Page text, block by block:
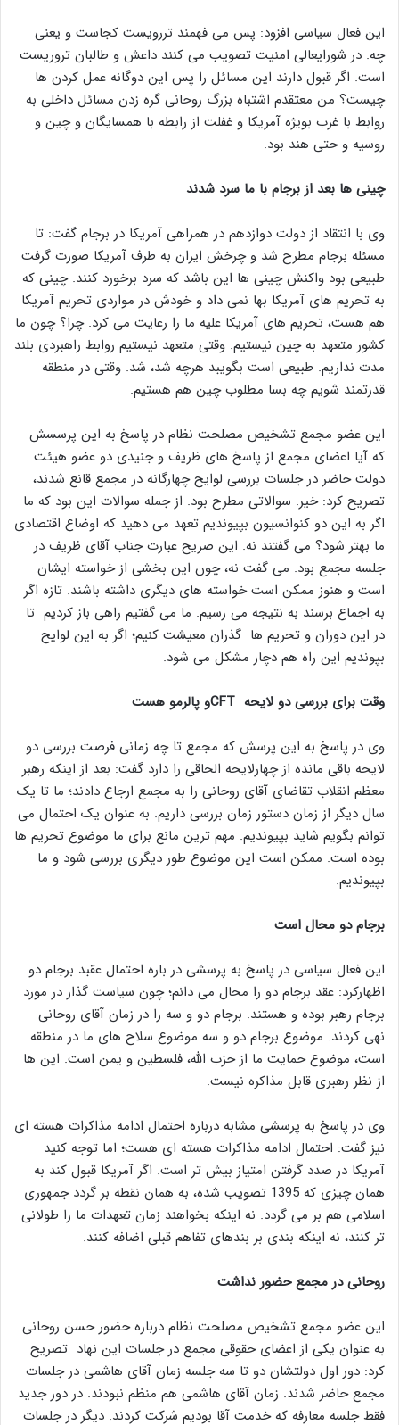
این فعال سیاسی افزود: پس می فهمند تررویست کجاست و یعنی
چه. در شورایعالی امنیت تصویب می کنند داعش و طالبان تروریست
است. اگر قبول دارند این مسائل را پس این دوگانه عمل کردن ها
چیست؟ من معتقدم اشتباه بزرگ روحانی گره زدن مسائل داخلی به
روابط با غرب بویژه آمریکا و غفلت از رابطه با همسایگان و چین و
روسیه و حتی هند بود.
چینی ها بعد از برجام با ما سرد شدند
وی با انتقاد از دولت دوازدهم در همراهی آمریکا در برجام گفت: تا
مسئله برجام مطرح شد و چرخش ایران به طرف آمریکا صورت گرفت
طبیعی بود واکنش چینی ها این باشد که سرد برخورد کنند. چینی که
به تحریم های آمریکا بها نمی داد و خودش در مواردی تحریم آمریکا
هم هست، تحریم های آمریکا علیه ما را رعایت می کرد. چرا؟ چون ما
کشور متعهد به چین نیستیم. وقتی متعهد نیستیم روابط راهبردی بلند
مدت نداریم. طبیعی است بگویبد هرچه شد، شد. وقتی در منطقه
قدرتمند شویم چه بسا مطلوب چین هم هستیم.
این عضو مجمع تشخیص مصلحت نظام در پاسخ به این پرسسش
که آیا اعضای مجمع از پاسخ های ظریف و جنیدی دو عضو هیئت
دولت حاضر در جلسات بررسی لوایح چهارگانه در مجمع قانع شدند،
تصریح کرد: خیر. سوالاتی مطرح بود. از جمله سوالات این بود که ما
اگر به این دو کنوانسیون بپیوندیم تعهد می دهید که اوضاع اقتصادی
ما بهتر شود؟ می گفتند نه. این صریح عبارت جناب آقای ظریف در
جلسه مجمع بود. می گفت نه، چون این بخشی از خواسته ایشان
است و هنوز ممکن است خواسته های دیگری داشته باشند. تازه اگر
به اجماع برسند به نتیجه می رسیم. ما می گفتیم راهی باز کردیم تا
در این دوران و تحریم ها گذران معیشت کنیم؛ اگر به این لوایح
بپوندیم این راه هم دچار مشکل می شود.
وقت برای بررسی دو لایحه CFTو پالرمو هست
وی در پاسخ به این پرسش که مجمع تا چه زمانی فرصت بررسی دو
لایحه باقی مانده از چهارلایحه الحاقی را دارد گفت: بعد از اینکه رهبر
معظم انقلاب تقاضای آقای روحانی را به مجمع ارجاع دادند؛ ما تا یک
سال دیگر از زمان دستور زمان بررسی داریم. به عنوان یک احتمال می
توانم بگویم شاید بپیوندیم. مهم ترین مانع برای ما موضوع تحریم ها
بوده است. ممکن است این موضوع طور دیگری بررسی شود و ما
بپیوندیم.
برجام دو محال است
این فعال سیاسی در پاسخ به پرسشی در باره احتمال عقبد برجام دو
اظهارکرد: عقد برجام دو را محال می دانم؛ چون سیاست گذار در مورد
برجام رهبر بوده و هستند. برجام دو و سه را در زمان آقای روحانی
نهی کردند. موضوع برجام دو و سه موضوع سلاح های ما در منطقه
است، موضوع حمایت ما از حزب الله، فلسطین و یمن است. این ها
از نظر رهبری قابل مذاکره نیست.
وی در پاسخ به پرسشی مشابه درباره احتمال ادامه مذاکرات هسته ای
نیز گفت: احتمال ادامه مذاکرات هسته ای هست؛ اما توجه کنید
آمریکا در صدد گرفتن امتیاز بیش تر است. اگر آمریکا قبول کند به
همان چیزی که 1395 تصویب شده، به همان نقطه بر گردد جمهوری
اسلامی هم بر می گردد. نه اینکه بخواهند زمان تعهدات ما را طولانی
تر کنند، نه اینکه بندی بر بندهای تفاهم قبلی اضافه کنند.
روحانی در مجمع حضور نداشت
این عضو مجمع تشخیص مصلحت نظام درباره حضور حسن روحانی
به عنوان یکی از اعضای حقوقی مجمع در جلسات این نهاد تصریح
کرد: دور اول دولتشان دو تا سه جلسه زمان آقای هاشمی در جلسات
مجمع حاضر شدند. زمان آقای هاشمی هم منظم نبودند. در دور جدید
فقط جلسه معارفه که خدمت آقا بودیم شرکت کردند. دیگر در جلسات